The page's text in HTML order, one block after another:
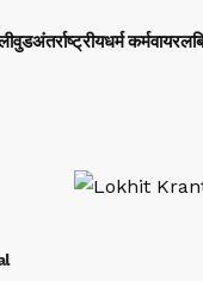
अंतर्राष्ट्रीयधर्म कर्मवायरल